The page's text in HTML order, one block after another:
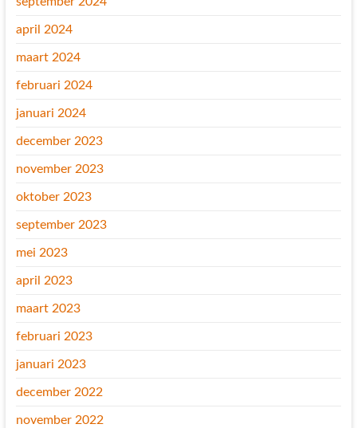
april 2024
maart 2024
februari 2024
januari 2024
december 2023
november 2023
oktober 2023
september 2023
mei 2023
april 2023
maart 2023
februari 2023
januari 2023
december 2022
november 2022